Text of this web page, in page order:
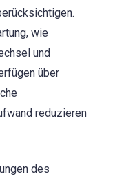
wie
und
über
reduzieren
des